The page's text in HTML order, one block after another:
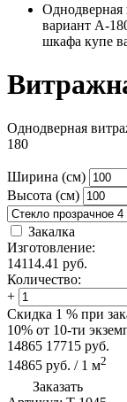
Однодверная
вариант A-
шкафа купе
Однодверная
180
Ширина (см)
Высота (см)
Закалка
Изготовление:
14114.41 руб.
Количество:
+
Скидка 1 % при
10% от 10-ти
14865 17715 руб.
14865 руб. / 1 м2
Заказать